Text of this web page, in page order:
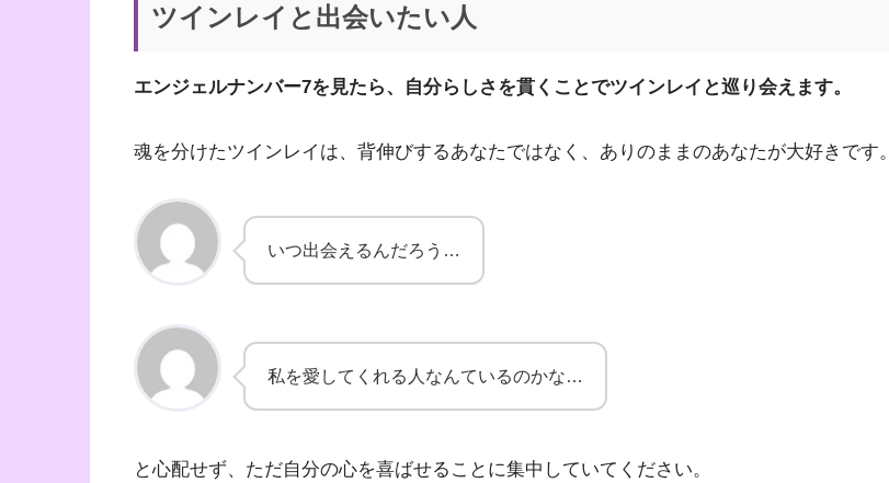
ツインレイと出会いたい人
エンジェルナンバー7を見たら、自分らしさを貫くことでツインレイと巡り会えます。
魂を分けたツインレイは、背伸びするあなたではなく、ありのままのあなたが大好きです。
いつ出会えるんだろう…
私を愛してくれる人なんているのかな…
と心配せず、ただ自分の心を喜ばせることに集中していてください。